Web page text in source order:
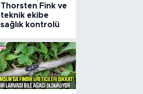
Thorsten Fink ve
teknik ekibe
sağlık kontrolü